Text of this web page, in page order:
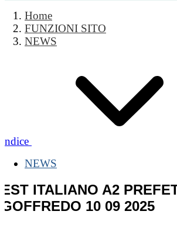
Home
FUNZIONI SITO
NEWS
Indice
NEWS
EST ITALIANO A2
GOFFREDO 10 09 2025